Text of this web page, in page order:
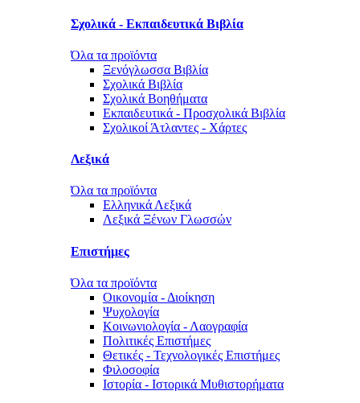
Σχολικά - Εκπαιδευτικά Βιβλία
Όλα τα προϊόντα
Ξενόγλωσσα Βιβλία
Σχολικά Βιβλία
Σχολικά Βοηθήματα
Εκπαιδευτικά - Προσχολικά Βιβλία
Σχολικοί Άτλαντες - Χάρτες
Λεξικά
Όλα τα προϊόντα
Ελληνικά Λεξικά
Λεξικά Ξένων Γλωσσών
Επιστήμες
Όλα τα προϊόντα
Οικονομία - Διοίκηση
Ψυχολογία
Κοινωνιολογία - Λαογραφία
Πολιτικές Eπιστήμες
Θετικές - Τεχνολογικές Επιστήμες
Φιλοσοφία
Ιστορία - Ιστορικά Μυθιστορήματα